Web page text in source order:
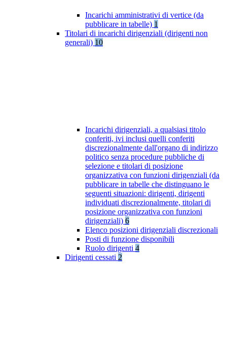
Incarichi amministrativi di vertice (da
pubblicare in tabelle) 1
Titolari di incarichi dirigenziali (dirigenti non
generali) 10
Incarichi dirigenziali, a qualsiasi titolo
conferiti, ivi inclusi quelli conferiti
discrezionalmente dall'organo di indirizzo
politico senza procedure pubbliche di
selezione e titolari di posizione
organizzativa con funzioni dirigenziali (da
pubblicare in tabelle che distinguano le
seguenti situazioni: dirigenti, dirigenti
individuati discrezionalmente, titolari di
posizione organizzativa con funzioni
dirigenziali) 6
Elenco posizioni dirigenziali discrezionali
Posti di funzione disponibili
Ruolo dirigenti 4
Dirigenti cessati 2